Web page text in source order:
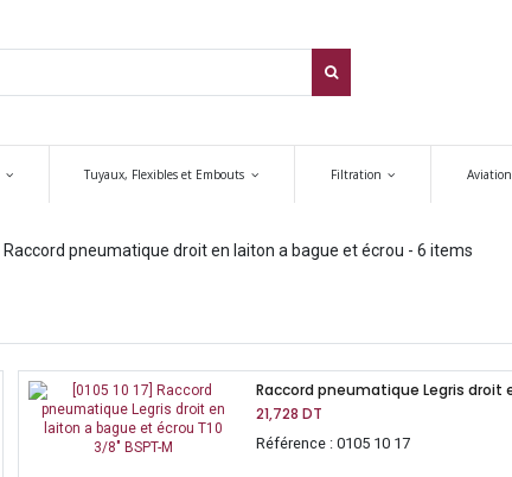
Tuyaux, Flexibles et Embouts Filtration Aviation
Raccord pneumatique droit en laiton a bague et écrou - 6 items
21,728 DT
Référence : 0105 10 17